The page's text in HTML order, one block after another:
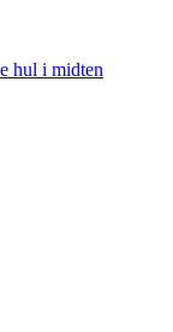
hul i midten